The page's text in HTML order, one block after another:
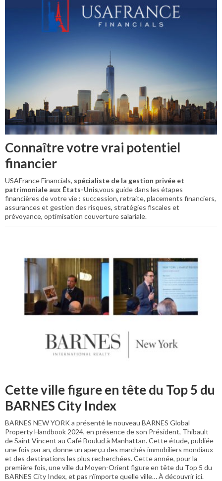
Connaître votre vrai potentiel
financier
USAFrance Financials, spécialiste de la gestion privée et
patrimoniale aux États-Unis,vous guide dans les étapes
financières de votre vie : succession, retraite, placements financiers,
assurances et gestion des risques, stratégies fiscales et
prévoyance, optimisation couverture salariale.
Cette ville figure en tête du Top 5 du
BARNES City Index
BARNES NEW YORK a présenté le nouveau BARNES Global
Property Handbook 2024, en présence de son Président, Thibault
de Saint Vincent au Café Boulud à Manhattan. Cette étude, publiée
une fois par an, donne un aperçu des marchés immobiliers mondiaux
et des destinations les plus recherchées. Cette année, pour la
première fois, une ville du Moyen-Orient figure en tête du Top 5 du
BARNES City Index, et pas n’importe quelle ville… À découvrir ici.